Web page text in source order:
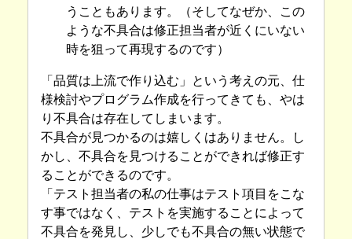
うこともあります。（そしてなぜか、この
ような不具合は修正担当者が近くにいない
時を狙って再現するのです）
「品質は上流で作り込む」という考えの元、仕
様検討やプログラム作成を行ってきても、やは
り不具合は存在してしまいます。
不具合が見つかるのは嬉しくはありません。し
かし、不具合を見つけることができれば修正す
ることができるのです。
「テスト担当者の私の仕事はテスト項目をこな
す事ではなく、テストを実施することによって
不具合を発見し、少しでも不具合の無い状態で